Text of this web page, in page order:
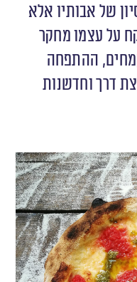
של אבותיו אלא
על עצמו מחקר
ההתפחה
דרך וחדשנות